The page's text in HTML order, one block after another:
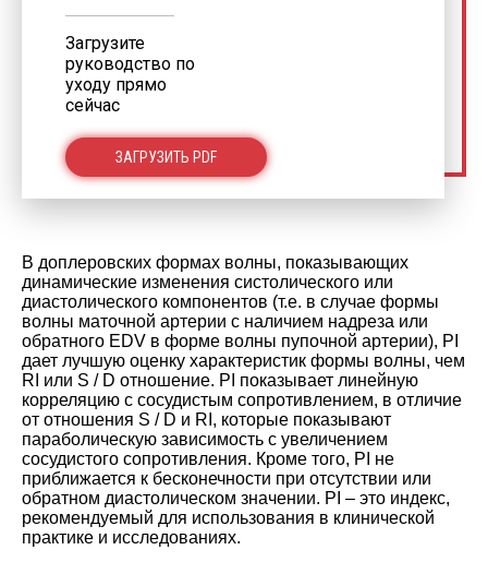
Загрузите
руководство по
уходу прямо
сейчас
ЗАГРУЗИТЬ PDF
В доплеровских формах волны, показывающих
динамические изменения систолического или
диастолического компонентов (т.е. в случае формы
волны маточной артерии с наличием надреза или
обратного EDV в форме волны пупочной артерии), PI
дает лучшую оценку характеристик формы волны, чем
RI или S / D отношение. PI показывает линейную
корреляцию с сосудистым сопротивлением, в отличие
от отношения S / D и RI, которые показывают
параболическую зависимость с увеличением
сосудистого сопротивления. Кроме того, PI не
приближается к бесконечности при отсутствии или
обратном диастолическом значении. PI – это индекс,
рекомендуемый для использования в клинической
практике и исследованиях.